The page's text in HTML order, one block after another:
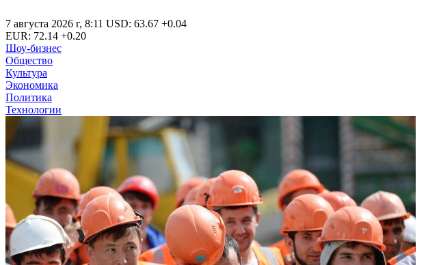
7 августа 2026 г, 8:11 USD: 63.67 +0.04
EUR: 72.14 +0.20
Шоу-бизнес
Общество
Культура
Экономика
Политика
Технологии